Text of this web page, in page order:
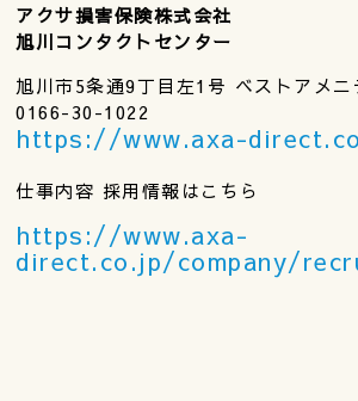
アクサ損害保険株式会社
旭川コンタクトセンター
旭川市5条通9丁目左1号 ベストアメニ
0166-30-1022
https://www.axa-
仕事内容 採用情報はこちら
https://www.axa-
direct.co.jp/company/